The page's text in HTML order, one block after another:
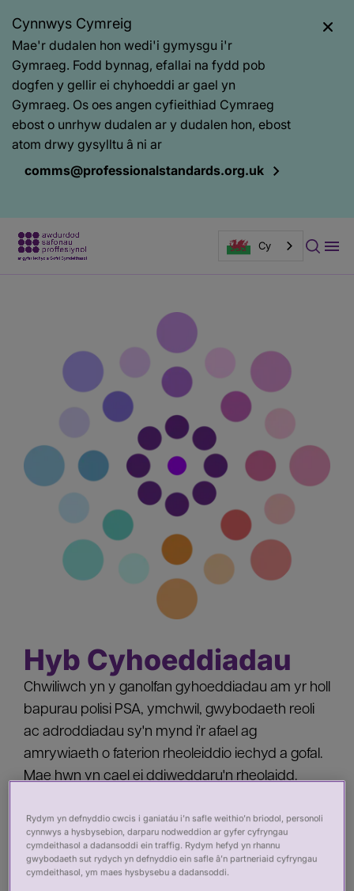
Cynnwys Cymreig
Mae'r dudalen hon wedi'i gymysgu i'r
Gymraeg. Fodd bynnag, efallai na fydd pob
dogfen y gellir ei chyhoeddi ar gael yn
Gymraeg. Os oes angen cyfieithiad Cymraeg
ebost o unrhyw dudalen ar y dudalen hon, ebost
atom drwy gysylltu â ni ar
comms@professionalstandards.org.uk
Cy
Hyb Cyhoeddiadau
Chwiliwch yn y ganolfan gyhoeddiadau am yr holl
bapurau polisi PSA, ymchwil, gwybodaeth reoli
ac adroddiadau sy'n mynd i'r afael ag
amrywiaeth o faterion rheoleiddio iechyd a gofal.
Mae hwn yn cael ei ddiweddaru'n rheolaidd.
Filter by:
Filter by
Rydym yn defnyddio cwcis i ganiatáu i’n safle weithio’n briodol, personoli
cynnwys a hysbysebion, darparu nodweddion ar gyfer cyfryngau
cymdeithasol a dadansoddi ein traffig. Rydym hefyd yn rhannu
gwybodaeth sut rydych yn defnyddio ein safle â’n partneriaid cyfryngau
cymdeithasol, ym maes hysbysebu a dadansoddi.